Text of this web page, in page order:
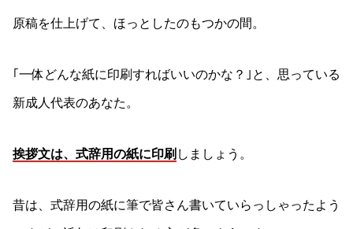
原稿を仕上げて、ほっとしたのもつかの間。
｢一体どんな紙に印刷すればいいのかな？｣と、思っている
新成人代表のあなた。
挨拶文は、式辞用の紙に印刷 しましょう。
昔は、式辞用の紙に筆で皆さん書いていらっしゃったよう